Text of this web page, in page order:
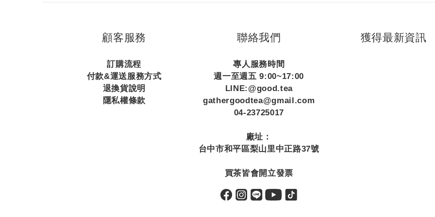
顧客服務
訂購流程
付款&運送服務方式
退換貨說明
隱私權條款
聯絡我們
專人服務時間
週一至週五 9:00~17:00
LINE:@good.tea
gathergoodtea@gmail.com
04-23725017
廠址：
台中市和平區梨山里中正路37號
買茶皆會開立發票
獲得最新資訊